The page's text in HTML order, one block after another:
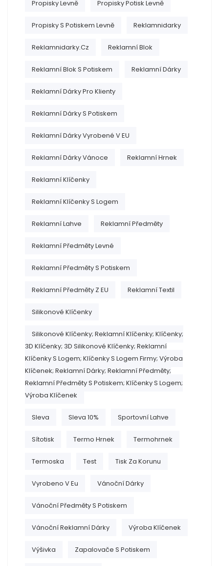
Propisky Levně Propisky Potisk Levně
Propisky S Potiskem Levně Reklamnidarky
Reklamnidarky.cz Reklamní Blok
Reklamní Blok S Potiskem Reklamní Dárky
Reklamní Dárky Pro Klienty
Reklamní Dárky S Potiskem
Reklamní Dárky Vyrobené V EU
Reklamní Dárky Vánoce Reklamní Hrnek
Reklamní Klíčenky
Reklamní Klíčenky S Logem
Reklamní Lahve Reklamní Předměty
Reklamní Předměty Levné
Reklamní Předměty S Potiskem
Reklamní Předměty Z EU Reklamní Textil
Silikonové Klíčenky
Silikonové Klíčenky; Reklamní Klíčenky; Klíčenky;
3D Klíčenky; 3D Silikonové Klíčenky; Reklamní
Klíčenky S Logem; Klíčenky S Logem Firmy; Výroba
Klíčenek; Reklamní Dárky; Reklamní Předměty;
Reklamní Předměty S Potiskem; Klíčenky S Logem;
Výroba Klíčenek
Sleva Sleva 10% Sportovní Lahve
Sítotisk Termo Hrnek Termohrnek
Termoska Test Tisk Za Korunu
Vyrobeno V Eu Vánoční Dárky
Vánoční Předměty S Potiskem
Vánoční Reklamní Dárky Výroba Klíčenek
Výšivka Zapalovače S Potiskem